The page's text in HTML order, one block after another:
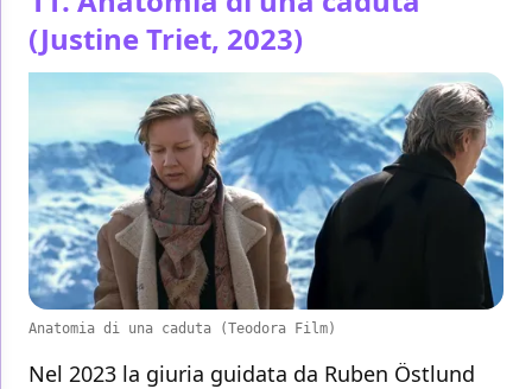
(Justine Triet, 2023)
Anatomia di una caduta (Teodora Film)
Nel 2023 la giuria guidata da Ruben Östlund